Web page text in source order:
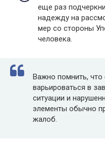
еще раз
надежду на
мер со стороны
человека.
Важно помнить,
варьироваться в
ситуации и
элементы обычно
жалоб.